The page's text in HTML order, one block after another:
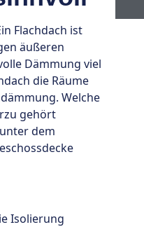
Flachdach ist
äußeren
Dämmung viel
die Räume
Welche
gehört
dem
Isolierung